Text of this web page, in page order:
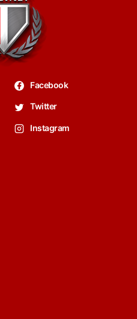
Facebook
Twitter
Instagram